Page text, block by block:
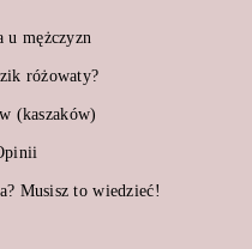
u mężczyzn
różowaty?
(kaszaków)
Musisz to wiedzieć!